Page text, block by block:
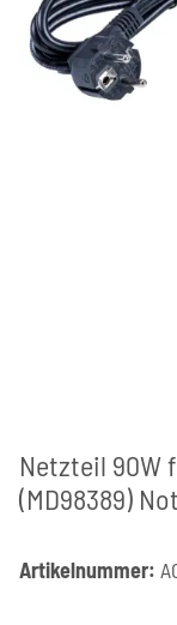
Netzteil 90W
(MD98389)
Artikelnummer: